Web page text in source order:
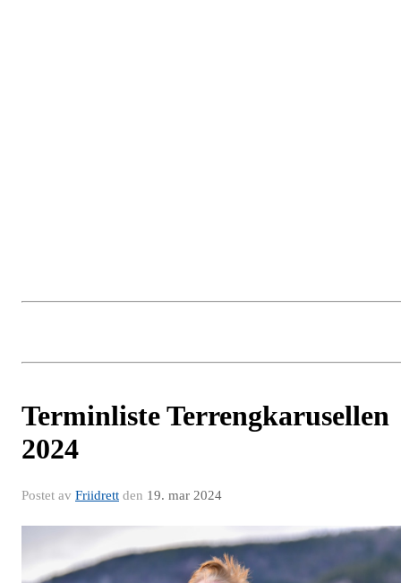
Terminliste Terrengkarusellen
2024
Postet av Friidrett den 19. mar 2024